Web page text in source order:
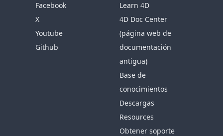
Facebook
X
Youtube
Github
Learn 4D
4D Doc Center
(página web de
documentación
antigua)
Base de
conocimientos
Descargas
Resources
Obtener soporte